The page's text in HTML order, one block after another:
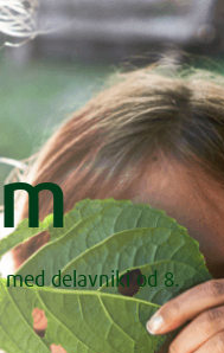
delavniki od 8.